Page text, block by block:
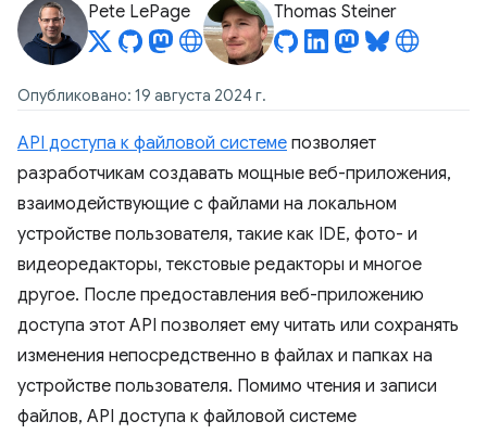
Pete LePage Thomas Steiner
Опубликовано: 19 августа 2024 г.
API доступа к файловой системе позволяет
разработчикам создавать мощные веб-приложения,
взаимодействующие с файлами на локальном
устройстве пользователя, такие как IDE, фото- и
видеоредакторы, текстовые редакторы и многое
другое. После предоставления веб-приложению
доступа этот API позволяет ему читать или сохранять
изменения непосредственно в файлах и папках на
устройстве пользователя. Помимо чтения и записи
файлов, API доступа к файловой системе